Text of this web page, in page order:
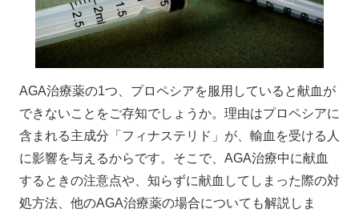
AGA治療薬の1つ、プロペシアを服用していると献血が
できないことをご存知でしょうか。理由はプロペシアに
含まれる主成分「 フィナステリド 」が、輸血を受ける人
に影響を与えるからです。そこで、AGA治療中に献血
するときの注意点や、知らずに献血してしまった際の対
処方法、他のAGA治療薬の場合についても解説しま